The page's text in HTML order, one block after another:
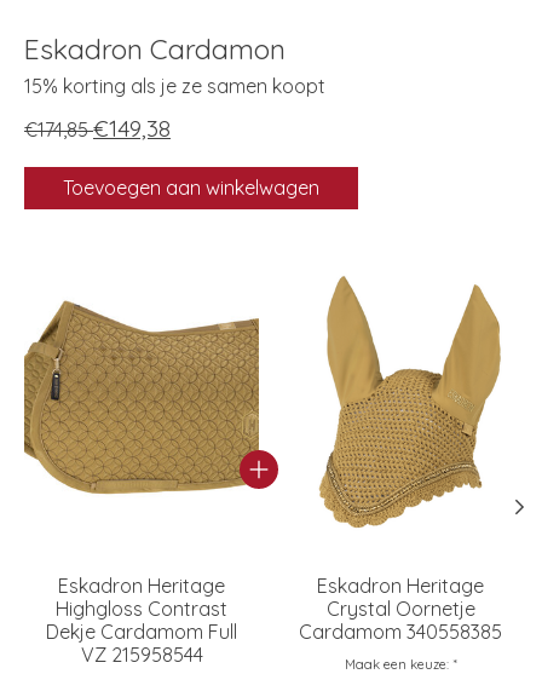
Eskadron Cardamon
15% korting als je ze samen koopt
€174,85€149,38
Toevoegen aan winkelwagen
Eskadron Heritage
Highgloss Contrast
Dekje Cardamom Full
VZ 215958544
Eskadron Heritage
Crystal Oornetje
Cardamom 340558385
Maak een keuze: *